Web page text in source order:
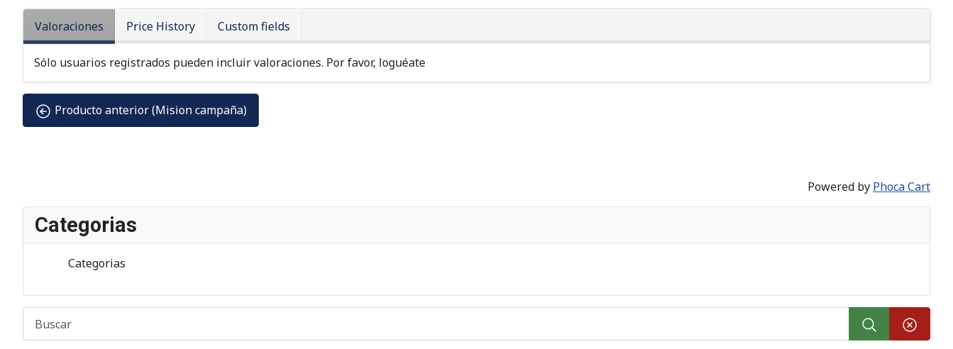
Categorias
Categorias
Valoraciones Price History Custom fields
Sólo usuarios registrados pueden incluir valoraciones. Por favor, loguéate
Producto anterior (Mision campaña)
Powered by Phoca Cart